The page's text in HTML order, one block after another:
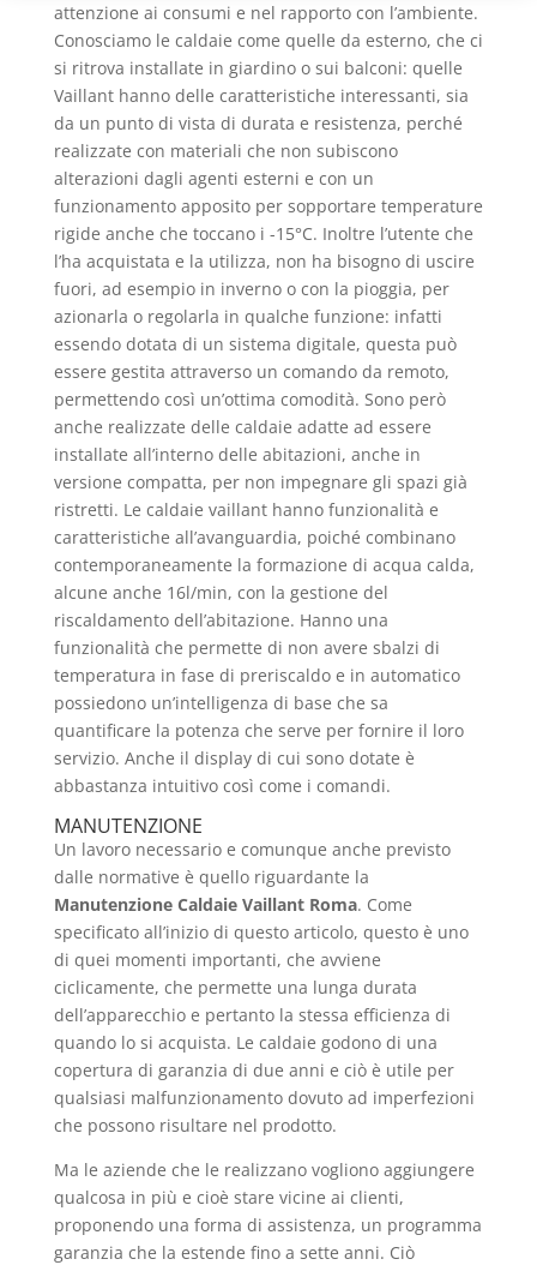
attenzione ai consumi e nel rapporto con l’ambiente.
Conosciamo le caldaie come quelle da esterno, che ci
si ritrova installate in giardino o sui balconi: quelle
Vaillant hanno delle caratteristiche interessanti, sia
da un punto di vista di durata e resistenza, perché
realizzate con materiali che non subiscono
alterazioni dagli agenti esterni e con un
funzionamento apposito per sopportare temperature
rigide anche che toccano i -15°C. Inoltre l’utente che
l’ha acquistata e la utilizza, non ha bisogno di uscire
fuori, ad esempio in inverno o con la pioggia, per
azionarla o regolarla in qualche funzione: infatti
essendo dotata di un sistema digitale, questa può
essere gestita attraverso un comando da remoto,
permettendo così un’ottima comodità. Sono però
anche realizzate delle caldaie adatte ad essere
installate all’interno delle abitazioni, anche in
versione compatta, per non impegnare gli spazi già
ristretti. Le caldaie vaillant hanno funzionalità e
caratteristiche all’avanguardia, poiché combinano
contemporaneamente la formazione di acqua calda,
alcune anche 16l/min, con la gestione del
riscaldamento dell’abitazione. Hanno una
funzionalità che permette di non avere sbalzi di
temperatura in fase di preriscaldo e in automatico
possiedono un’intelligenza di base che sa
quantificare la potenza che serve per fornire il loro
servizio. Anche il display di cui sono dotate è
abbastanza intuitivo così come i comandi.
MANUTENZIONE
Un lavoro necessario e comunque anche previsto
dalle normative è quello riguardante la
Manutenzione Caldaie Vaillant Roma. Come
specificato all’inizio di questo articolo, questo è uno
di quei momenti importanti, che avviene
ciclicamente, che permette una lunga durata
dell’apparecchio e pertanto la stessa efficienza di
quando lo si acquista. Le caldaie godono di una
copertura di garanzia di due anni e ciò è utile per
qualsiasi malfunzionamento dovuto ad imperfezioni
che possono risultare nel prodotto.
Ma le aziende che le realizzano vogliono aggiungere
qualcosa in più e cioè stare vicine ai clienti,
proponendo una forma di assistenza, un programma
garanzia che la estende fino a sette anni. Ciò